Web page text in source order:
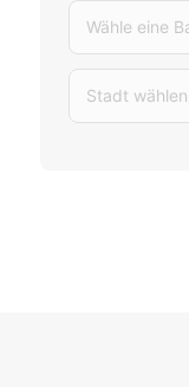
Wähle eine
Stadt wählen